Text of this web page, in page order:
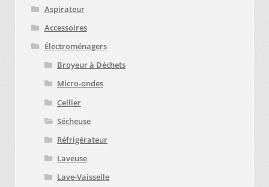
Aspirateur
Accessoires
Électroménagers
Broyeur à Déchets
Micro-ondes
Cellier
Sécheuse
Réfrigérateur
Laveuse
Lave-Vaisselle